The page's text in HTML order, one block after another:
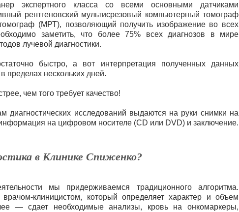
экспертного класса со всеми основными датчиками
рентгеновский мультисрезовый компьютерный томограф
(МРТ), позволяющий получить изображение во всех
заметить, что более 75% всех диагнозов в мире
лучевой диагностики.
быстро, а вот интерпретация полученных данных
пределах нескольких дней.
чем того требует качество!
диагностических исследований выдаются на руки снимки на
на цифровом носителе (CD или DVD) и заключение.
в Клинике Спиженко?
мы придерживаемся традиционного алгоритма.
клиницистом, который определяет характер и объем
— сдает необходимые анализы, кровь на онкомаркеры,